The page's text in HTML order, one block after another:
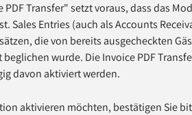
Transfer" setzt voraus, dass das
Sales Entries (auch als Accounts
die von bereits ausgecheckten
wurde. Die Invoice PDF
davon aktiviert werden.
aktivieren möchten, bestätigen Sie